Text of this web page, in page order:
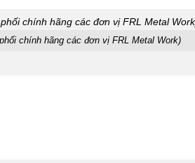
chính hãng các đơn vị FRL Metal Work)